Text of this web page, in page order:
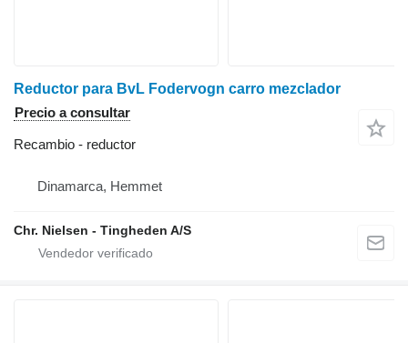
Reductor para BvL Fodervogn carro mezclador
Precio a consultar
Recambio - reductor
Dinamarca, Hemmet
Chr. Nielsen - Tingheden A/S